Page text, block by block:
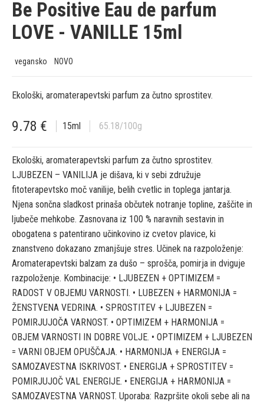
Be Positive Eau de parfum
LOVE - VANILLE 15ml
vegansko NOVO
Ekološki, aromaterapevtski parfum za čutno sprostitev.
9.78 € 15ml 65.18/100g
Ekološki, aromaterapevtski parfum za čutno sprostitev.
LJUBEZEN – VANILIJA je dišava, ki v sebi združuje
fitoterapevtsko moč vanilije, belih cvetlic in toplega jantarja.
Njena sončna sladkost prinaša občutek notranje topline, zaščite in
ljubeče mehkobe. Zasnovana iz 100 % naravnih sestavin in
obogatena s patentirano učinkovino iz cvetov plavice, ki
znanstveno dokazano zmanjšuje stres. Učinek na razpoloženje:
Aromaterapevtski balzam za dušo – sprošča, pomirja in dviguje
razpoloženje. Kombinacije: • LJUBEZEN + OPTIMIZEM =
RADOST V OBJEMU VARNOSTI. • LUBEZEN + HARMONIJA =
ŽENSTVENA VEDRINA. • SPROSTITEV + LJUBEZEN =
POMIRJUJOČA VARNOST. • OPTIMIZEM + HARMONIJA =
OBJEM VARNOSTI IN DOBRE VOLJE. • OPTIMIZEM + LJUBEZEN
= VARNI OBJEM OPUŠČAJA. • HARMONIJA + ENERGIJA =
SAMOZAVESTNA ISKRIVOST. • ENERGIJA + SPROSTITEV =
POMIRJUJOČ VAL ENERGIJE. • ENERGIJA + HARMONIJA =
SAMOZAVESTNA VARNOST. Uporaba: Razpršite okoli sebe ali na